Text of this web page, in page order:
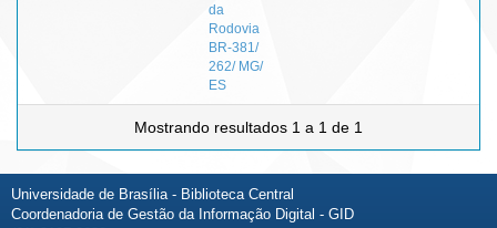
da
Rodovia
BR-381/
262/ MG/
ES
Mostrando resultados 1 a 1 de 1
Universidade de Brasília - Biblioteca Central
Coordenadoria de Gestão da Informação Digital - GID